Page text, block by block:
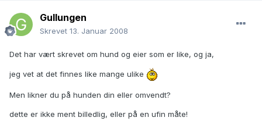
Gullungen
Skrevet 13. Januar 2008
Det har vært skrevet om hund og eier som er like, og ja,
jeg vet at det finnes like mange ulike
Men likner du på hunden din eller omvendt?
dette er ikke ment billedlig, eller på en ufin måte!